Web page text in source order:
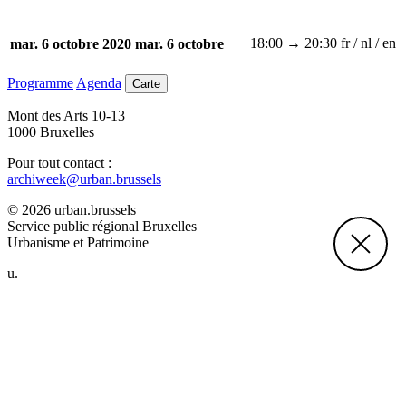
mar. 6 octobre 2020 mar. 6 octobre 18:00 → 20:30 fr / nl / en
Programme Agenda Carte
Mont des Arts 10-13
1000 Bruxelles
Pour tout contact :
archiweek@urban.brussels
© 2026 urban.brussels
Service public régional Bruxelles
Urbanisme et Patrimoine
u.